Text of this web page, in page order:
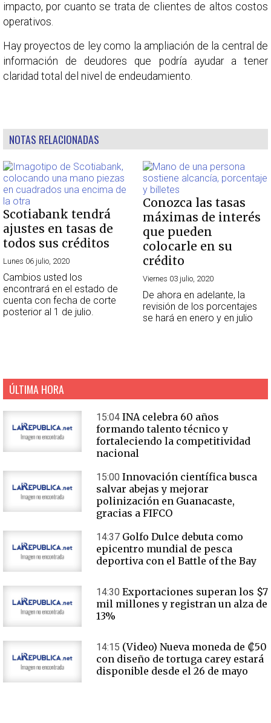
impacto, por cuanto se trata de clientes de altos costos
operativos.
Hay proyectos de ley como la ampliación de la central de
información de deudores que podría ayudar a tener
claridad total del nivel de endeudamiento.
NOTAS RELACIONADAS
Scotiabank tendrá
ajustes en tasas de
todos sus créditos
Lunes 06 julio, 2020
Cambios usted los
encontrará en el estado de
cuenta con fecha de corte
posterior al 1 de julio.
Conozca las tasas
máximas de interés
que pueden
colocarle en su
crédito
Viernes 03 julio, 2020
De ahora en adelante, la
revisión de los porcentajes
se hará en enero y en julio
ÚLTIMA HORA
15:04 INA celebra 60 años
formando talento técnico y
fortaleciendo la competitividad
nacional
15:00 Innovación científica busca
salvar abejas y mejorar
polinización en Guanacaste,
gracias a FIFCO
14:37 Golfo Dulce debuta como
epicentro mundial de pesca
deportiva con el Battle of the Bay
14:30 Exportaciones superan los $7
mil millones y registran un alza de
13%
14:15 (Video) Nueva moneda de ₡50
con diseño de tortuga carey estará
disponible desde el 26 de mayo